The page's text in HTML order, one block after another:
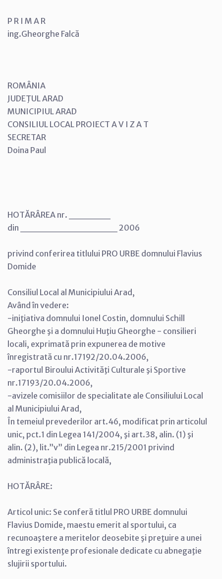
P R I M A R
ing.Gheorghe Falcă
ROMÂNIA
JUDEŢUL ARAD
MUNICIPIUL ARAD
CONSILIUL LOCAL PROIECT A V I Z A T
SECRETAR
Doina Paul
HOTĂRÂREA nr. ______
din ______________ 2006
privind conferirea titlului PRO URBE domnului Flavius
Domide
Consiliul Local al Municipiului Arad,
Având în vedere:
-iniţiativa domnului Ionel Costin, domnului Schill
Gheorghe şi a domnului Huţiu Gheorghe - consilieri
locali, exprimată prin expunerea de motive
înregistrată cu nr.17192/20.04.2006,
-raportul Biroului Activităţi Culturale şi Sportive
nr.17193/20.04.2006,
-avizele comisiilor de specialitate ale Consiliului Local
al Municipiului Arad,
În temeiul prevederilor art.46, modificat prin articolul
unic, pct.1 din Legea 141/2004, şi art.38, alin. (1) şi
alin. (2), lit.”v” din Legea nr.215/2001 privind
administraţia publică locală,
HOTĂRÂRE:
Articol unic: Se conferă titlul PRO URBE domnului
Flavius Domide, maestu emerit al sportului, ca
recunoaştere a meritelor deosebite şi preţuire a unei
întregi existenţe profesionale dedicate cu abnegaţie
slujirii sportului.